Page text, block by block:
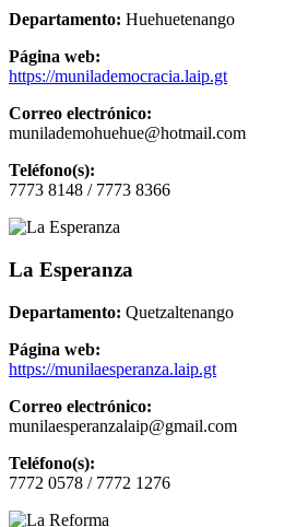
Departamento: Huehuetenango
Página web:
https://munilademocracia.laip.gt
Correo electrónico:
munilademohuehue@hotmail.com
Teléfono(s):
7773 8148 / 7773 8366
La Esperanza
Departamento: Quetzaltenango
Página web:
https://munilaesperanza.laip.gt
Correo electrónico:
munilaesperanzalaip@gmail.com
Teléfono(s):
7772 0578 / 7772 1276